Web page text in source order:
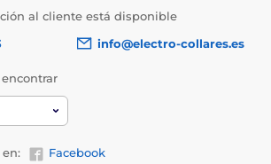
al cliente está disponible
info@electro-collares.es
Facebook